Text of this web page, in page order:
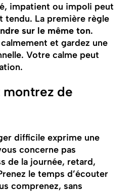
impatient ou impoli peut
tendu. La première règle
sur le même ton.
et gardez une
Votre calme peut
montrez de
difficile exprime une
concerne pas
de la journée, retard,
le temps d’écouter
comprenez, sans